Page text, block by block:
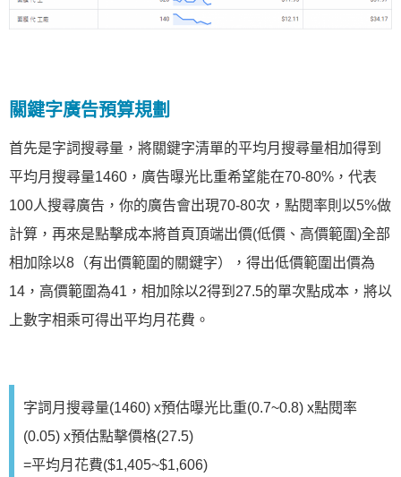
關鍵字廣告預算規劃
首先是字詞搜尋量，將關鍵字清單的平均月搜尋量相加得到
平均月搜尋量1460，廣告曝光比重希望能在70-80%，代表
100人搜尋廣告，你的廣告會出現70-80次，點閱率則以5%做
計算，再來是點擊成本將首頁頂端出價(低價、高價範圍)全部
相加除以8（有出價範圍的關鍵字），得出低價範圍出價為
14，高價範圍為41，相加除以2得到27.5的單次點成本，將以
上數字相乘可得出平均月花費。
字詞月搜尋量(1460) x預估曝光比重(0.7~0.8) x點閱率
(0.05) x預估點擊價格(27.5)
=平均月花費($1,405~$1,606)